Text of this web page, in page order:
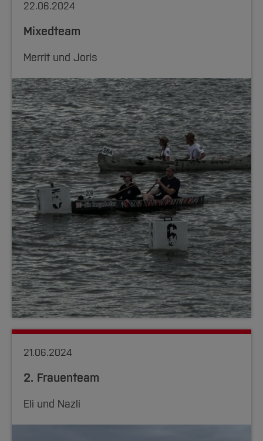
22.06.2024
Mixedteam
Merrit und Joris
21.06.2024
2. Frauenteam
Eli und Nazli